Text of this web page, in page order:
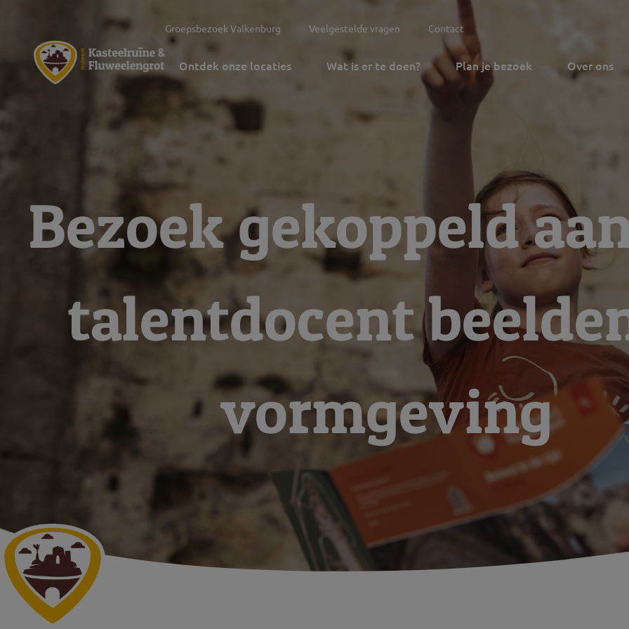
Groepsbezoek Valkenburg Veelgestelde vragen Contact
Ontdek onze locaties Wat is er te doen? Plan je bezoek Over ons
Bezoek gekoppeld
talentdocent
vormgeving